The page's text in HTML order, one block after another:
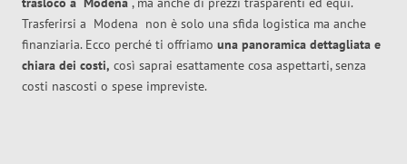
Trasferirsi a Modena non è solo una sfida logistica ma anche
finanziaria. Ecco perché ti offriamo una panoramica dettagliata e
chiara dei costi, così saprai esattamente cosa aspettarti, senza
costi nascosti o spese impreviste.